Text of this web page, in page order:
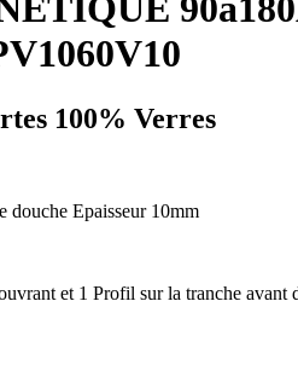
100% Verres
Epaisseur 10mm
et 1 Profil sur la tranche avant